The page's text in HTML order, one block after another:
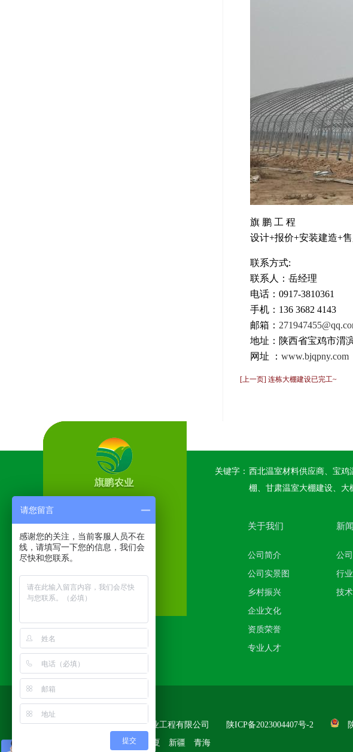
旗 鹏 工 程
设计+报价+安装建造+
联系方式:
联系人：岳经理
电话：0917-3810361
手机：136 3682 4143
邮箱：
地址：陕西省宝鸡市渭
网址 ：www.bjqpny.com
[上一页] 连栋大棚建设已完工~
关键字： 西北温室材料供应商、宝
棚、甘肃温室大棚建设、大
关于我们
公司简介
公司实景图
乡村振兴
企业文化
资质荣誉
专业人才
新
公
行
技
版权所有:宝鸡市旗鹏现代农业工程有限公司 陕ICP备2023004407号-2
安康 宝鸡 西安 甘肃 宁夏 新疆 青海
请您留言
感谢您的关注，当前客服人员不在
线，请填写一下您的信息，我们会
尽快和您联系。
提交